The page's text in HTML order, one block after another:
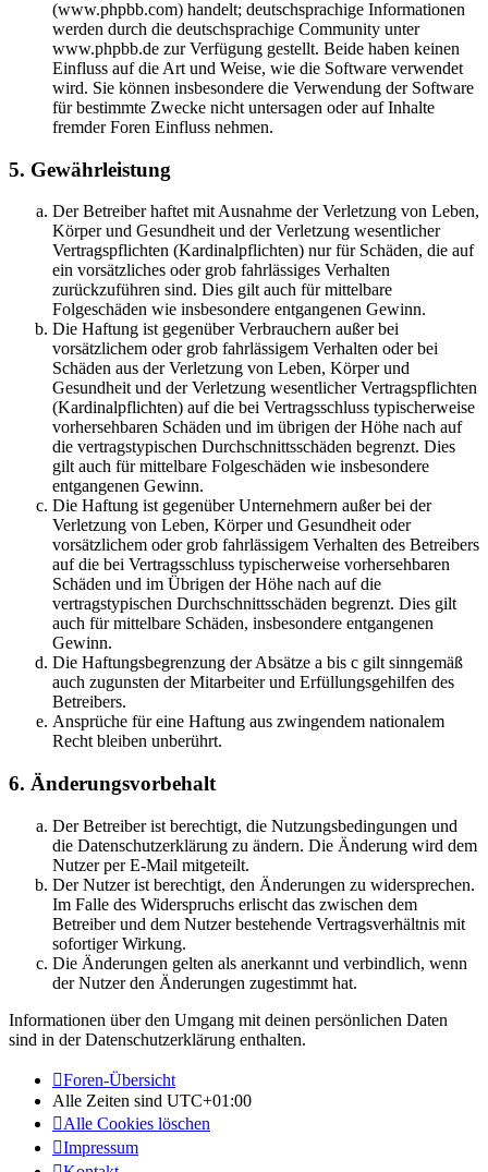
(www.phpbb.com) handelt; deutschsprachige Informationen
werden durch die deutschsprachige Community unter
www.phpbb.de zur Verfügung gestellt. Beide haben keinen
Einfluss auf die Art und Weise, wie die Software verwendet
wird. Sie können insbesondere die Verwendung der Software
für bestimmte Zwecke nicht untersagen oder auf Inhalte
fremder Foren Einfluss nehmen.
5. Gewährleistung
Der Betreiber haftet mit Ausnahme der Verletzung von Leben,
Körper und Gesundheit und der Verletzung wesentlicher
Vertragspflichten (Kardinalpflichten) nur für Schäden, die auf
ein vorsätzliches oder grob fahrlässiges Verhalten
zurückzuführen sind. Dies gilt auch für mittelbare
Folgeschäden wie insbesondere entgangenen Gewinn.
Die Haftung ist gegenüber Verbrauchern außer bei
vorsätzlichem oder grob fahrlässigem Verhalten oder bei
Schäden aus der Verletzung von Leben, Körper und
Gesundheit und der Verletzung wesentlicher Vertragspflichten
(Kardinalpflichten) auf die bei Vertragsschluss typischerweise
vorhersehbaren Schäden und im übrigen der Höhe nach auf
die vertragstypischen Durchschnittsschäden begrenzt. Dies
gilt auch für mittelbare Folgeschäden wie insbesondere
entgangenen Gewinn.
Die Haftung ist gegenüber Unternehmern außer bei der
Verletzung von Leben, Körper und Gesundheit oder
vorsätzlichem oder grob fahrlässigem Verhalten des Betreibers
auf die bei Vertragsschluss typischerweise vorhersehbaren
Schäden und im Übrigen der Höhe nach auf die
vertragstypischen Durchschnittsschäden begrenzt. Dies gilt
auch für mittelbare Schäden, insbesondere entgangenen
Gewinn.
Die Haftungsbegrenzung der Absätze a bis c gilt sinngemäß
auch zugunsten der Mitarbeiter und Erfüllungsgehilfen des
Betreibers.
Ansprüche für eine Haftung aus zwingendem nationalem
Recht bleiben unberührt.
6. Änderungsvorbehalt
Der Betreiber ist berechtigt, die Nutzungsbedingungen und
die Datenschutzerklärung zu ändern. Die Änderung wird dem
Nutzer per E-Mail mitgeteilt.
Der Nutzer ist berechtigt, den Änderungen zu widersprechen.
Im Falle des Widerspruchs erlischt das zwischen dem
Betreiber und dem Nutzer bestehende Vertragsverhältnis mit
sofortiger Wirkung.
Die Änderungen gelten als anerkannt und verbindlich, wenn
der Nutzer den Änderungen zugestimmt hat.
Informationen über den Umgang mit deinen persönlichen Daten
sind in der Datenschutzerklärung enthalten.
Foren-Übersicht
Alle Zeiten sind UTC+01:00
Alle Cookies löschen
Impressum